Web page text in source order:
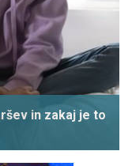
in zakaj je to